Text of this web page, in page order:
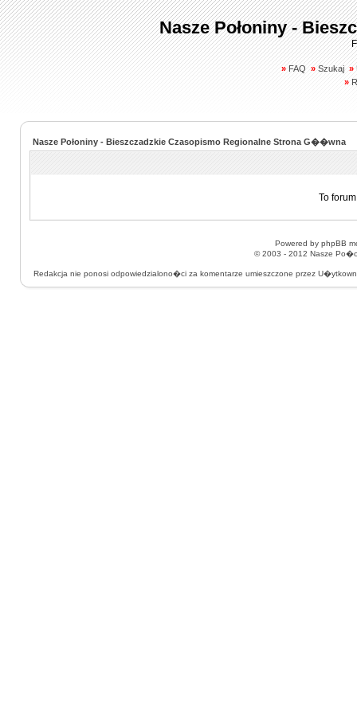
Nasze Połoniny -
» FAQ » Szukaj »
»
Nasze Połoniny - Bieszczadzkie Czasopismo Regionalne Strona G��wna
To
Powered by phpBB
© 2003 - 2012 Nasze
Redakcja nie ponosi odpowiedzialono�ci za komentarze umieszczone przez